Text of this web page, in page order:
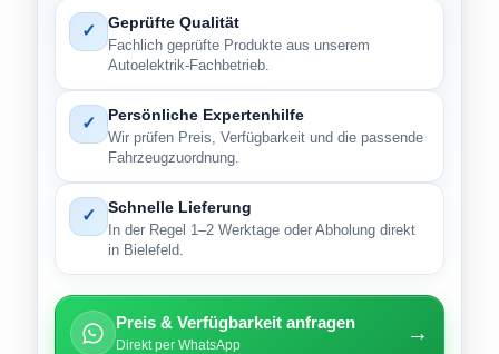
✓ Geprüfte Qualität
Fachlich geprüfte Produkte aus unserem
Autoelektrik-Fachbetrieb.
✓ Persönliche Expertenhilfe
Wir prüfen Preis, Verfügbarkeit und die passende
Fahrzeugzuordnung.
✓ Schnelle Lieferung
In der Regel 1–2 Werktage oder Abholung direkt
in Bielefeld.
Preis & Verfügbarkeit anfragen
Direkt per WhatsApp →